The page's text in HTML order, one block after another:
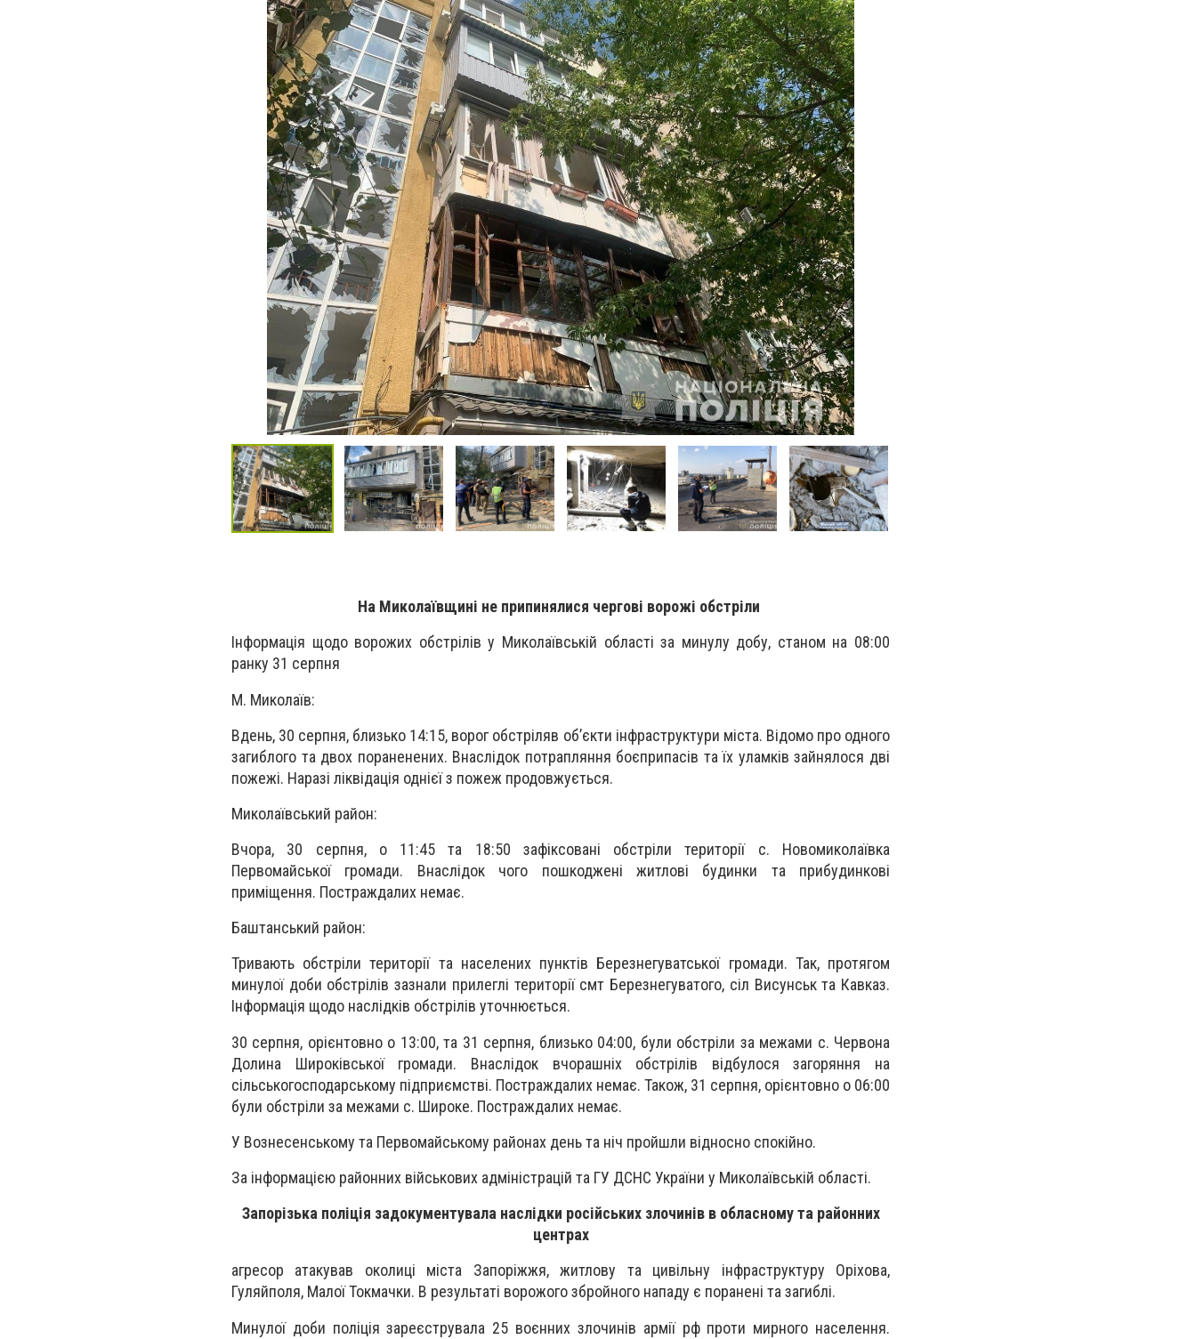
На Миколаївщині не припинялися чергові ворожі обстріли
Інформація щодо ворожих обстрілів у Миколаївській області за минулу добу, станом на 08:00
ранку 31 серпня
М. Миколаїв:
Вдень, 30 серпня, близько 14:15, ворог обстріляв об’єкти інфраструктури міста. Відомо про одного
загиблого та двох пораненених. Внаслідок потрапляння боєприпасів та їх уламків зайнялося дві
пожежі. Наразі ліквідація однієї з пожеж продовжується.
Миколаївський район:
Вчора, 30 серпня, о 11:45 та 18:50 зафіксовані обстріли території с. Новомиколаївка
Первомайської громади. Внаслідок чого пошкоджені житлові будинки та прибудинкові
приміщення. Постраждалих немає.
Баштанський район:
Тривають обстріли території та населених пунктів Березнегуватської громади. Так, протягом
минулої доби обстрілів зазнали прилеглі території смт Березнегуватого, сіл Висунськ та Кавказ.
Інформація щодо наслідків обстрілів уточнюється.
30 серпня, орієнтовно о 13:00, та 31 серпня, близько 04:00, були обстріли за межами с. Червона
Долина Широківської громади. Внаслідок вчорашніх обстрілів відбулося загоряння на
сільськогосподарському підприємстві. Постраждалих немає. Також, 31 серпня, орієнтовно о 06:00
були обстріли за межами с. Широке. Постраждалих немає.
У Вознесенському та Первомайському районах день та ніч пройшли відносно спокійно.
За інформацією районних військових адміністрацій та ГУ ДСНС України у Миколаївській області.
Запорізька поліція задокументувала наслідки російських злочинів в обласному та районних
центрах
агресор атакував околиці міста Запоріжжя, житлову та цивільну інфраструктуру Оріхова,
Гуляйполя, Малої Токмачки. В результаті ворожого збройного нападу є поранені та загиблі.
Минулої доби поліція зареєструвала 25 воєнних злочинів армії рф проти мирного населення.